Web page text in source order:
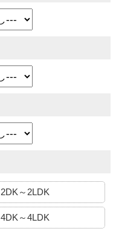
2DK～2LDK
4DK～4LDK